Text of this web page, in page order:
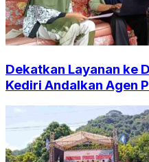
Dekatkan Layanan ke
Kediri Andalkan Agen